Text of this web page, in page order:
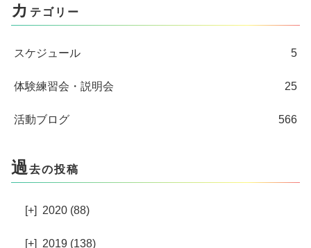
カ テゴリー
スケジュール 5
体験練習会・説明会 25
活動ブログ 566
過 去の投稿
[+] 2020 (88)
[+] 2019 (138)